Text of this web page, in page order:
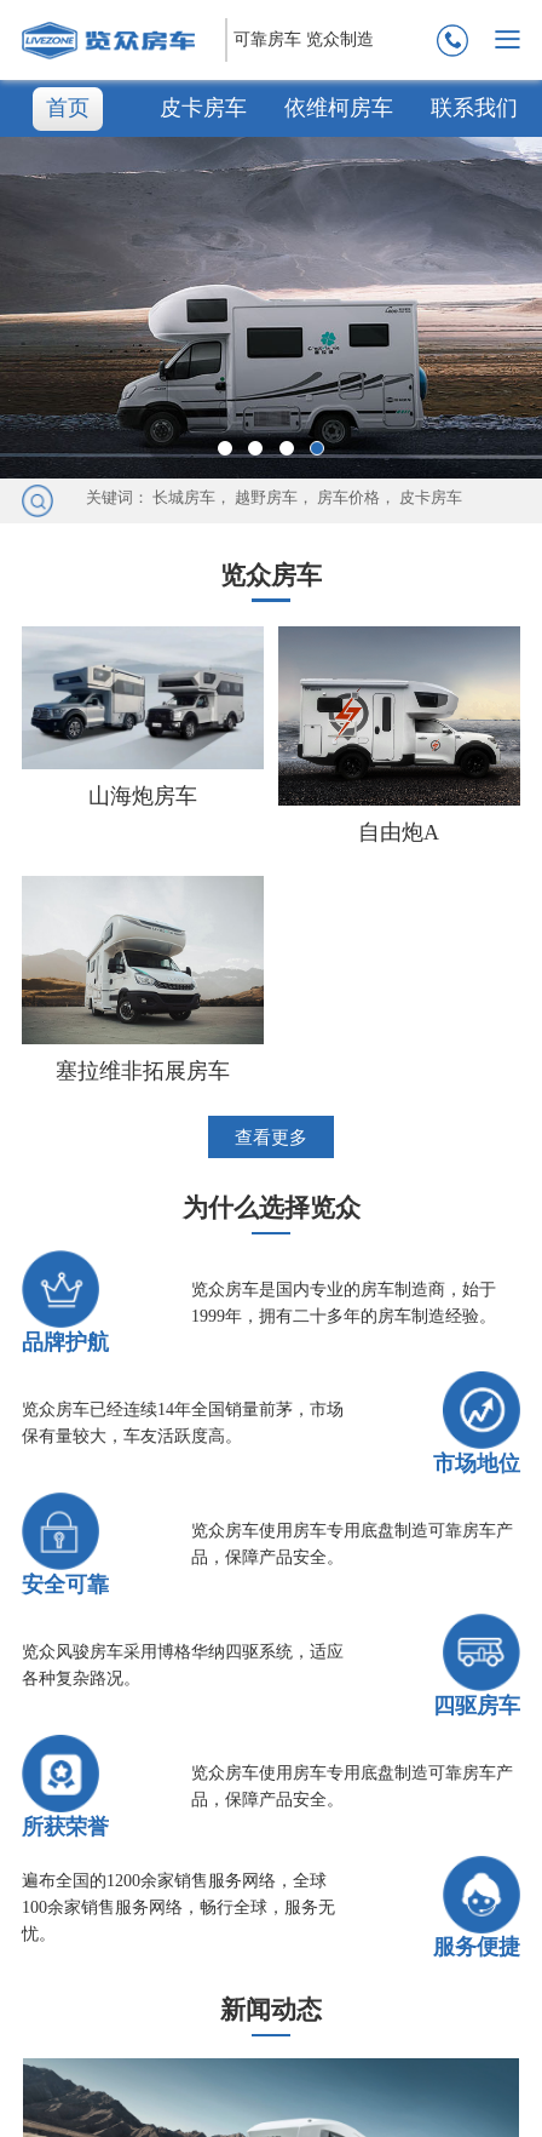
可靠房车 览众制造
首页 皮卡房车 依维柯房车 联系我们
关键词： 长城房车， 越野房车， 房车价格 ， 皮卡房车
览众房车
山海炮房车
自由炮A
塞拉维非拓展房车
查看更多
为什么选择览众
品牌护航
览众房车是国内专业的房车制造商，始于
1999年，拥有二十多年的房车制造经验。
览众房车已经连续14年全国销量前茅，市场
保有量较大，车友活跃度高。
市场地位
安全可靠
览众房车使用房车专用底盘制造可靠房车产
品，保障产品安全。
览众风骏房车采用博格华纳四驱系统，适应
各种复杂路况。
四驱房车
所获荣誉
览众房车使用房车专用底盘制造可靠房车产
品，保障产品安全。
遍布全国的1200余家销售服务网络，全球
100余家销售服务网络，畅行全球，服务无
忧。
服务便捷
新闻动态